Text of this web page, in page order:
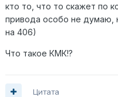
кто то, что то скажет по
привода особо не думаю,
на 406)
Что такое КМК!?
Цитата